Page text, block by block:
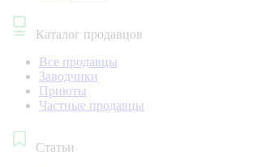
Каталог продавцов
Все продавцы
Заводчики
Приюты
Частные продавцы
Статьи